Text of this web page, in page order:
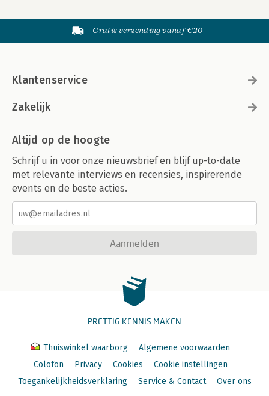
Gratis verzending vanaf €20
Klantenservice
Zakelijk
Altijd op de hoogte
Schrijf u in voor onze nieuwsbrief en blijf up-to-date
met relevante interviews en recensies, inspirerende
events en de beste acties.
Aanmelden
PRETTIG KENNIS MAKEN
Thuiswinkel waarborg
Algemene voorwaarden
Colofon
Privacy Cookies
Cookie instellingen
Toegankelijkheidsverklaring
Service & Contact Over ons